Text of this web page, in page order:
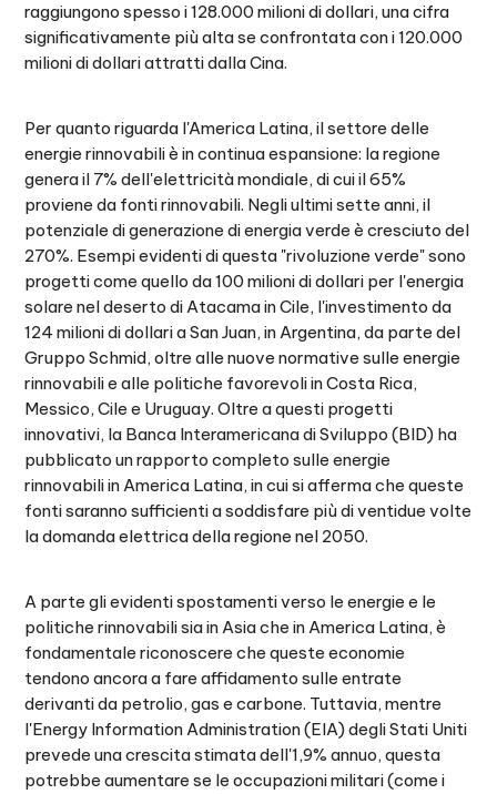
raggiungono spesso i 128.000 milioni di dollari, una cifra
significativamente più alta se confrontata con i 120.000
milioni di dollari attratti dalla Cina.
Per quanto riguarda l'America Latina, il settore delle
energie rinnovabili è in continua espansione: la regione
genera il 7% dell'elettricità mondiale, di cui il 65%
proviene da fonti rinnovabili. Negli ultimi sette anni, il
potenziale di generazione di energia verde è cresciuto del
270%. Esempi evidenti di questa "rivoluzione verde" sono
progetti come quello da 100 milioni di dollari per l'energia
solare nel deserto di Atacama in Cile, l'investimento da
124 milioni di dollari a San Juan, in Argentina, da parte del
Gruppo Schmid, oltre alle nuove normative sulle energie
rinnovabili e alle politiche favorevoli in Costa Rica,
Messico, Cile e Uruguay. Oltre a questi progetti
innovativi, la Banca Interamericana di Sviluppo (BID) ha
pubblicato un rapporto completo sulle energie
rinnovabili in America Latina, in cui si afferma che queste
fonti saranno sufficienti a soddisfare più di ventidue volte
la domanda elettrica della regione nel 2050.
A parte gli evidenti spostamenti verso le energie e le
politiche rinnovabili sia in Asia che in America Latina, è
fondamentale riconoscere che queste economie
tendono ancora a fare affidamento sulle entrate
derivanti da petrolio, gas e carbone. Tuttavia, mentre
l'Energy Information Administration (EIA) degli Stati Uniti
prevede una crescita stimata dell'1,9% annuo, questa
potrebbe aumentare se le occupazioni militari (come i